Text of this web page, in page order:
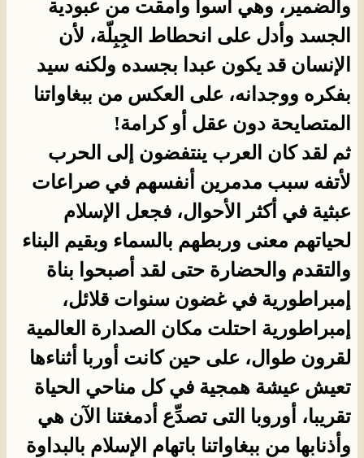
والضمير، وهي أسوأ وأمقت من عبودية
الجسد وأدل على انحطاط الجِبِلّة، لأن
الإنسان قد يكون عبدا بجسده ولكنه سيد
بفكره ووجدانه، على العكس من ببغاواتنا
المتصايحة دون عقل أو كرامة!
ثم لقد كان العرب ينتفضون إلى الحرب
لأتفه سبب مدمرين أنفسهم في صراعات
عبثية في أكثر الأحوال، فجعل الإسلام
لحياتهم معنى وربطهم بالسماء وبقيم البناء
والتقدم والحضارة حتى لقد أصبحوا بناة
إمبراطورية في غضون سنوات قلائل،
إمبراطورية احتلت مكان الصدارة العالمية
لقرون طوال، على حين كانت أوربا أثناءها
تعيش عيشة همجية في كل مناحي الحياة
تقريبا، أوروبا التى تصدِّع أدمغتنا الآن هي
وأذنابها من ببغاواتنا باتهام الإسلام بالبداوة